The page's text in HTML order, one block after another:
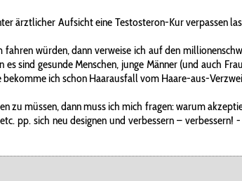
ärztlicher Aufsicht eine Testosteron-Kur verpassen
würden, dann verweise ich auf den
sind gesunde Menschen, junge Männer (und auch
bekomme ich schon Haarausfall vom Haare-aus-
zu müssen, dann muss ich mich fragen: warum
pp. sich neu designen und verbessern – verbessern!